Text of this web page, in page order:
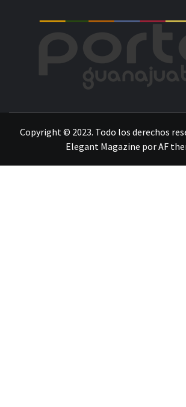
Copyright © 2023. Todo los derechos
Elegant Magazine porAF